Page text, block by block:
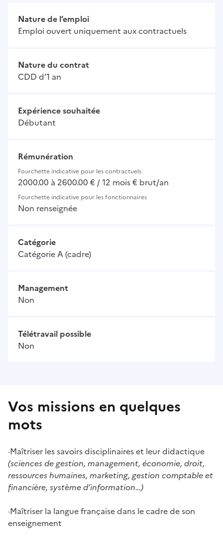
Nature de l’emploi
Emploi ouvert uniquement aux contractuels
Nature du contrat
CDD d'1 an
Expérience souhaitée
Débutant
Rémunération
Fourchette indicative pour les contractuels
2000.00 à 2600.00 € / 12 mois € brut/an
Fourchette indicative pour les fonctionnaires
Non renseignée
Catégorie
Catégorie A (cadre)
Management
Non
Télétravail possible
Non
Vos missions en quelques
mots
·Maîtriser les savoirs disciplinaires et leur didactique
(sciences de gestion, management, économie, droit,
ressources humaines, marketing, gestion comptable et
financière, système d’information…)
·Maîtriser la langue française dans le cadre de son
enseignement